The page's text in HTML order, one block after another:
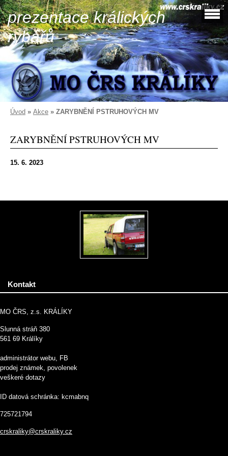
prezentace králických
rybářů
Úvod » Akce » ZARYBNĚNÍ PSTRUHOVÝCH MV
ZARYBNĚNÍ PSTRUHOVÝCH MV
15. 6. 2023
Kontakt
MO ČRS, z.s. KRÁLÍKY
Slunná stráň 380
561 69 Králíky
administrátor webu, FB
prodej známek, povolenek
veškeré dotazy
ID datová schránka: kcmabnq
725721794
crskraliky@crskraliky.cz